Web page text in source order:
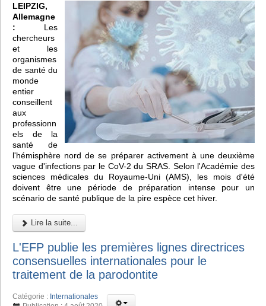
LEIPZIG,
Allemagne
: Les
chercheurs
et les
organismes
de santé du
monde
entier
conseillent
aux
professionn
els de la
santé de
l'hémisphère nord de se préparer activement à une deuxième
vague d'infections par le CoV-2 du SRAS. Selon l'Académie des
sciences médicales du Royaume-Uni (AMS), les mois d'été
doivent être une période de préparation intense pour un
scénario de santé publique de la pire espèce cet hiver.
Lire la suite...
L'EFP publie les premières lignes directrices
consensuelles internationales pour le
traitement de la parodontite
Catégorie : Internationales